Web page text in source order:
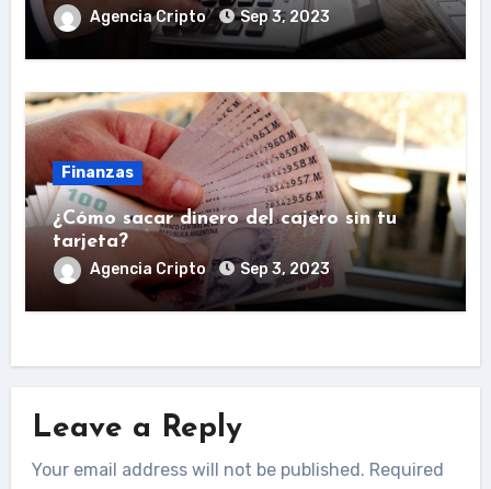
Agencia Cripto Sep 3, 2023
Finanzas
¿Cómo sacar dinero del cajero sin tu
tarjeta?
Agencia Cripto Sep 3, 2023
Leave a Reply
Your email address will not be published. Required